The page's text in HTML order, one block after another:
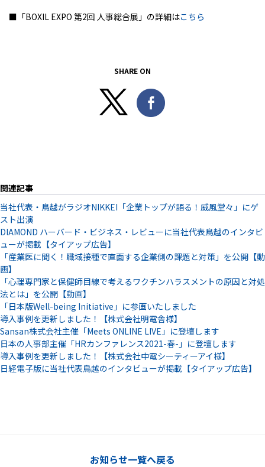
■「BOXIL EXPO 第2回 人事総合展」の詳細はこちら
SHARE ON
関連記事
当社代表・鳥越がラジオNIKKEI「企業トップが語る！威風堂々」にゲ
スト出演
DIAMOND ハーバード・ビジネス・レビューに当社代表鳥越のインタビ
ューが掲載【タイアップ広告】
「産業医に聞く！職域接種で直面する企業側の課題と対策」を公開【動
画】
「心理専門家と保健師目線で考えるワクチンハラスメントの原因と対処
法とは」を公開【動画】
「日本版Well-being Initiative」に参画いたしました
導入事例を更新しました！【株式会社明電舎様】
Sansan株式会社主催「Meets ONLINE LIVE」に登壇します
日本の人事部主催「HRカンファレンス2021-春-」に登壇します
導入事例を更新しました！【株式会社中電シーティーアイ様】
日経電子版に当社代表鳥越のインタビューが掲載【タイアップ広告】
お知らせ一覧へ戻る